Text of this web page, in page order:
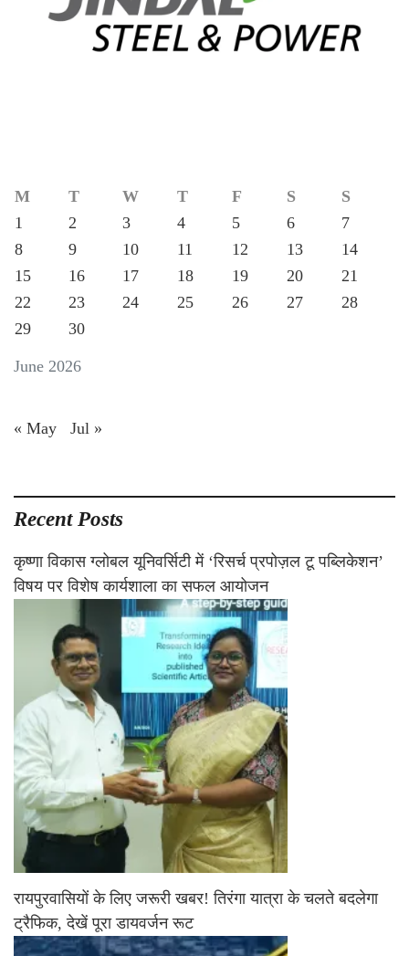
June 2026
M T W T F S
S
1
2 3 4 5 6
7
8
9 10 11 12 13
14
15
16 17 18 19 20
21
22
23 24 25 26 27
28
29
30
« May Jul »
Recent Posts
कृष्णा विकास ग्लोबल यूनिवर्सिटी में ‘रिसर्च प्रपोज़ल टू पब्लिकेशन’
विषय पर विशेष कार्यशाला का सफल आयोजन
रायपुरवासियों के लिए जरूरी खबर! तिरंगा यात्रा के चलते बदलेगा
ट्रैफिक, देखें पूरा डायवर्जन रूट